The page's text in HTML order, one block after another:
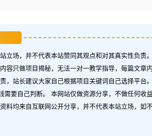
立场，并不代表本站赞同其观点和对其真实性负责
容只做项目揭秘，无法一对一教学指导，每篇文章
，站长建议大家自己根据项目关键词自己选择平台
要自己判断。 本网站仅做资源分享，不做任何收
料均来自互联网公开分享，并不代表本站立场，如